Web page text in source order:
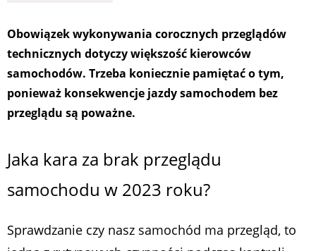
Obowiązek wykonywania corocznych przeglądów
technicznych dotyczy większość kierowców
samochodów. Trzeba koniecznie pamiętać o tym,
ponieważ konsekwencje jazdy samochodem bez
przeglądu są poważne.
Jaka kara za brak przeglądu
samochodu w 2023 roku?
Sprawdzanie czy nasz samochód ma przegląd, to